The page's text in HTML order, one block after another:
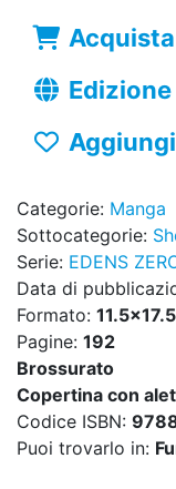
Categorie: Manga
Sottocategorie:
Serie: EDENS
Data di
Formato:
Pagine: 192
Brossurato
Copertina con
Codice ISBN:
Puoi trovarlo in: